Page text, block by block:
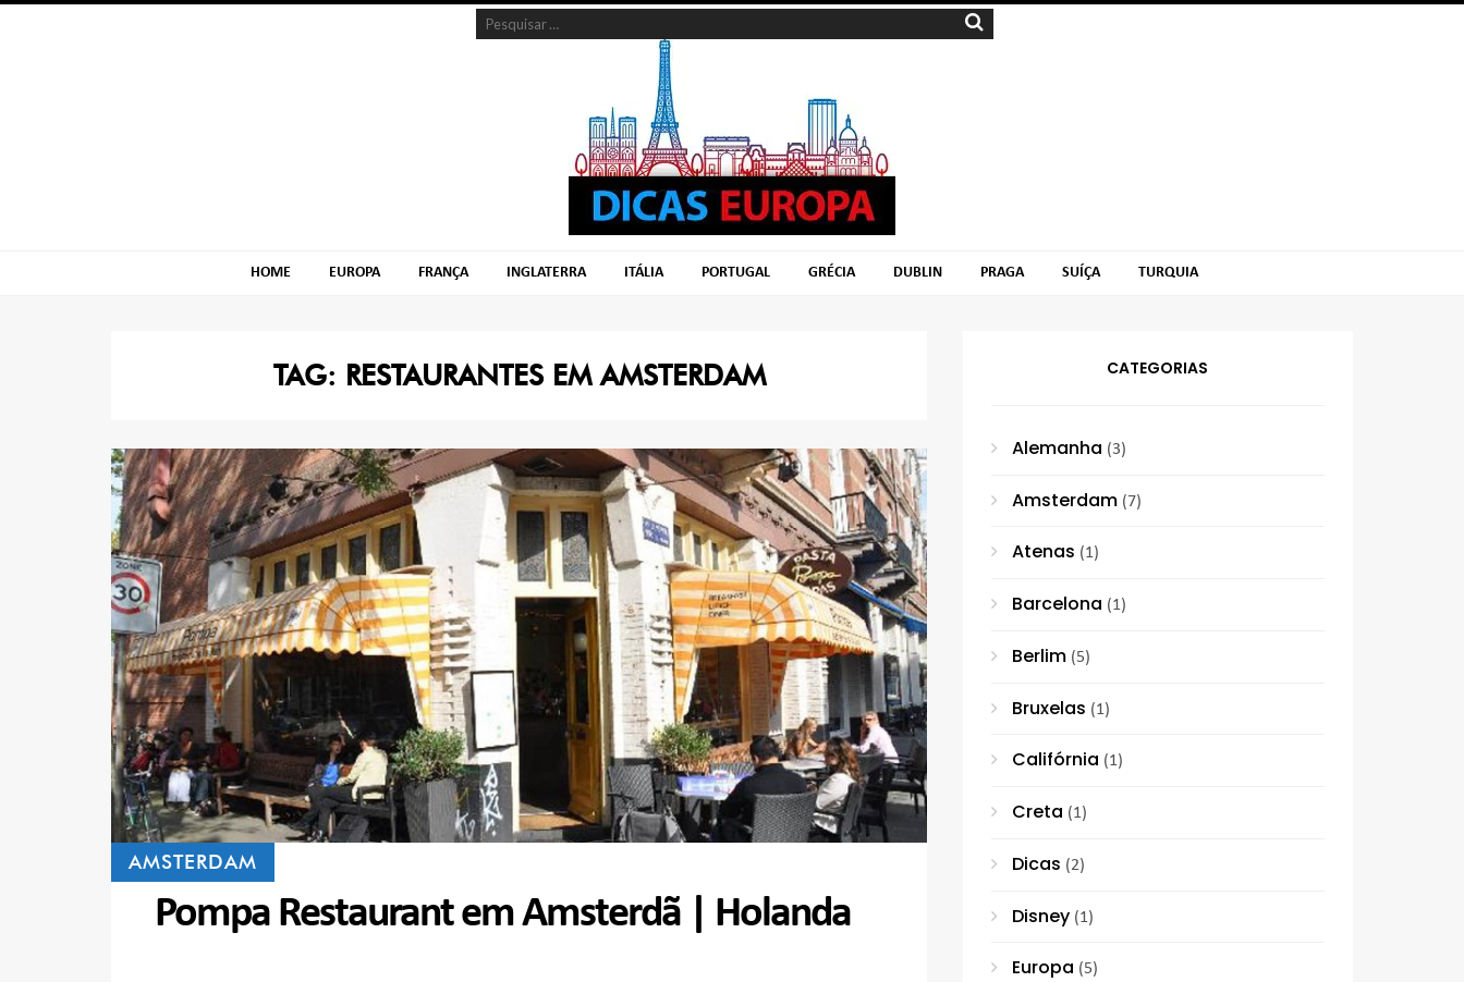
HOME EUROPA FRANÇA INGLATERRA ITÁLIA PORTUGAL GRÉCIA DUBLIN PRAGA SUÍÇA TURQUIA
TAG: RESTAURANTES EM AMSTERDAM
AMSTERDAM
Pompa Restaurant em Amsterdã | Holanda
CATEGORIAS
Alemanha (3)
Amsterdam (7)
Atenas (1)
Barcelona (1)
Berlim (5)
Bruxelas (1)
Califórnia (1)
Creta (1)
Dicas (2)
Disney (1)
Europa (5)